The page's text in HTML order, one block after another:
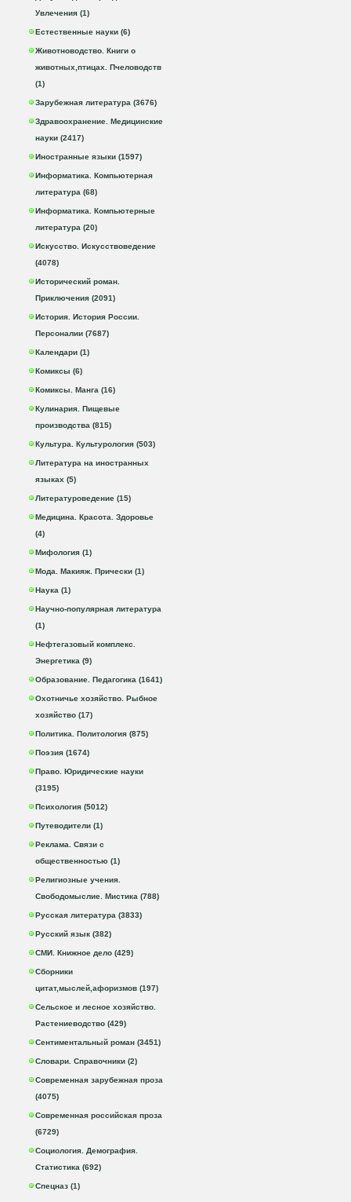
Увлечения (1)
Естественные науки (6)
Животноводство. Книги о
животных,птицах. Пчеловодств
(1)
Зарубежная литература (3676)
Здравоохранение. Медицинские
науки (2417)
Иностранные языки (1597)
Информатика. Компьютерная
литература (68)
Информатика. Компьютерные
литература (20)
Искусство. Искусствоведение
(4078)
Исторический роман.
Приключения (2091)
История. История России.
Персоналии (7687)
Календари (1)
Комиксы (6)
Комиксы. Манга (16)
Кулинария. Пищевые
производства (815)
Культура. Культурология (503)
Литература на иностранных
языках (5)
Литературоведение (15)
Медицина. Красота. Здоровье
(4)
Мифология (1)
Мода. Макияж. Прически (1)
Наука (1)
Научно-популярная литература
(1)
Нефтегазовый комплекс.
Энергетика (9)
Образование. Педагогика (1641)
Охотничье хозяйство. Рыбное
хозяйство (17)
Политика. Политология (875)
Поэзия (1674)
Право. Юридические науки
(3195)
Психология (5012)
Путеводители (1)
Реклама. Связи с
общественностью (1)
Религиозные учения.
Свободомыслие. Мистика (788)
Русская литература (3833)
Русский язык (382)
СМИ. Книжное дело (429)
Сборники
цитат,мыслей,афоризмов (197)
Сельское и лесное хозяйство.
Растениеводство (429)
Сентиментальный роман (3451)
Словари. Справочники (2)
Современная зарубежная проза
(4075)
Современная российская проза
(6729)
Социология. Демография.
Статистика (692)
Спецназ (1)